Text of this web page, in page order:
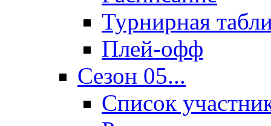
Турнирная
Плей-офф
Сезон 05...
Список